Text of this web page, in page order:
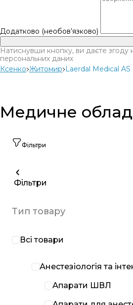
Додатково (необов’язково)
Натиснувши кнопку, ви даєте згоду
персональних даних
Ксенко Житомир Laerdal Medical AS
Медичне
Фільтри
Фільтри
Тип товару
Всі товари
Анестезіологія та
Апарати ШВЛ